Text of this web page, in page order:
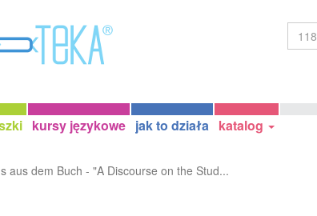
kursy językowe jak to działa katalog
aus dem Buch - "A Discourse on the Stud...